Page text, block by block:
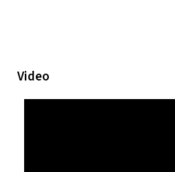
Video